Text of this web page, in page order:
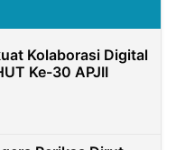
Kolaborasi Digital
Ke-30 APJII